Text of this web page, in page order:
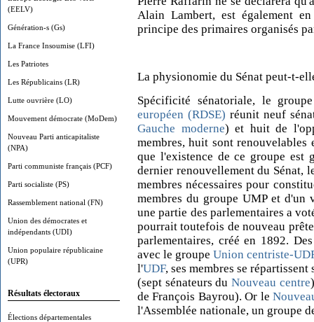
(EELV)
Génération-s (Gs)
La France Insoumise (LFI)
Les Patriotes
Les Républicains (LR)
Lutte ouvrière (LO)
Mouvement démocrate (MoDem)
Nouveau Parti anticapitaliste
(NPA)
Parti communiste français (PCF)
Parti socialiste (PS)
Rassemblement national (FN)
Union des démocrates et
indépendants (UDI)
Union populaire républicaine
(UPR)
Résultats électoraux
Élections départementales
Alain Lambert, est également
principe des primaires organisés
La physionomie du Sénat peut-t-
Spécificité sénatoriale, le
européen (RDSE) réunit neuf
Gauche moderne) et huit de
membres, huit sont
que l'existence de ce groupe est
dernier renouvellement du Sénat,
membres nécessaires pour
membres du groupe UMP et
une partie des parlementaires a
pourrait toutefois de nouveau
parlementaires, créé en 1892.
avec le groupe Union centriste-
l'UDF, ses membres se
(sept sénateurs duNouveau centre
de François Bayrou). Or le
l'Assemblée nationale, un groupe